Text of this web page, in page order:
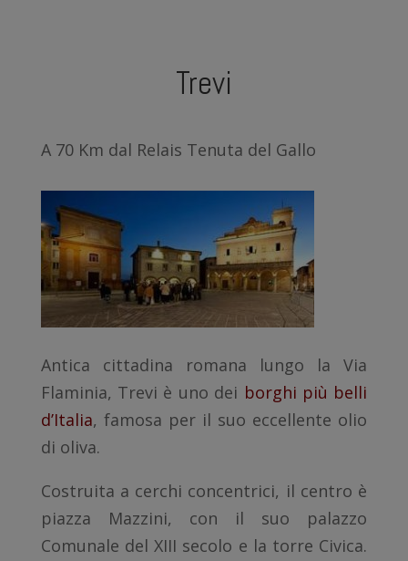
Trevi
A 70 Km dal Relais Tenuta del Gallo
Antica cittadina romana lungo la Via
Flaminia, Trevi è uno dei borghi più belli
d’Italia, famosa per il suo eccellente olio
di oliva.
Costruita a cerchi concentrici, il centro è
piazza Mazzini, con il suo palazzo
Comunale del XIII secolo e la torre Civica.